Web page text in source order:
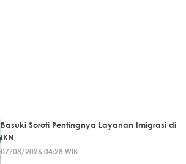
Basuki Soroti Pentingnya Layanan Imigrasi di
IKN
07/08/2026 04:28 WIB